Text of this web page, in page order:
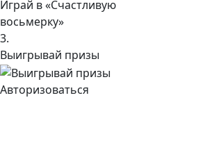
Играй в «Счастливую
восьмерку»
3.
Выигрывай призы
Авторизоваться